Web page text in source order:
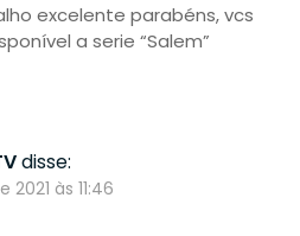
excelente parabéns, vcs
a serie “Salem”
disse:
2021 às 11:46